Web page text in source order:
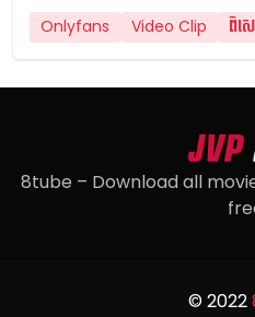
Onlyfans Video Clip ពិស
8tube – Download all
© 2022